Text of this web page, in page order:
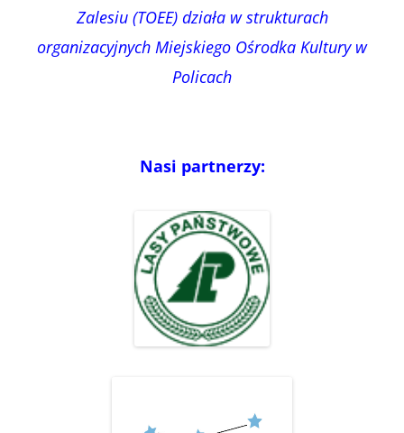
Zalesiu (TOEE) działa w strukturach
organizacyjnych Miejskiego Ośrodka Kultury w
Policach
Nasi partnerzy: